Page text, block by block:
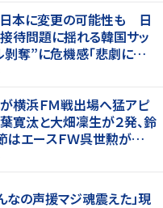
本に変更の可能性も 日
待問題に揺れる韓国サッ
奪”に危機感「悲劇に見
が横浜ＦＭ戦出場へ猛アピ
汰と大畑凜生が２発、鈴
エースＦＷ呉世勲が出
なの声援マジ魂震えた」現